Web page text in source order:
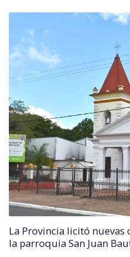
La Provincia licitó nuevas
la parroquia San Juan